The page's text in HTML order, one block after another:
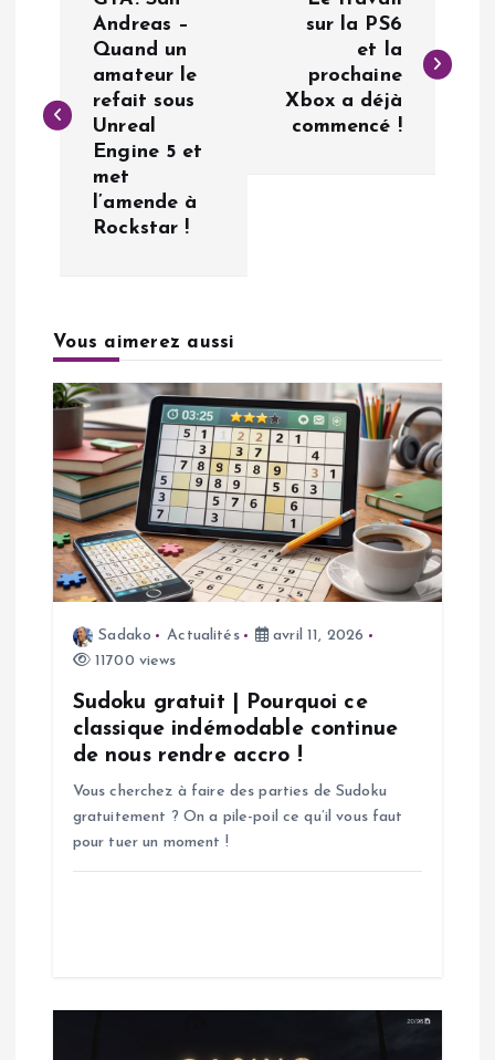
v
i
o
n
d
e
Andreas –
Quand un
amateur le
refait sous
Unreal
Engine 5 et
met
l’amende à
Rockstar !
sur la PS6
et la
prochaine
Xbox a déjà
commencé !
Vous aimerez aussi
Sadako Actualités
avril 11, 2026
11700 views
Sudoku gratuit | Pourquoi ce
classique indémodable continue
de nous rendre accro !
Vous cherchez à faire des parties de Sudoku
gratuitement ? On a pile-poil ce qu’il vous faut
pour tuer un moment !